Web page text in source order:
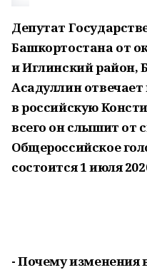
Депутат
Башкортостана от
и Иглинский район,
Асадуллин
в российскую
всего он слышит от
Общероссийское
состоится 1 июля
- Почему изменения